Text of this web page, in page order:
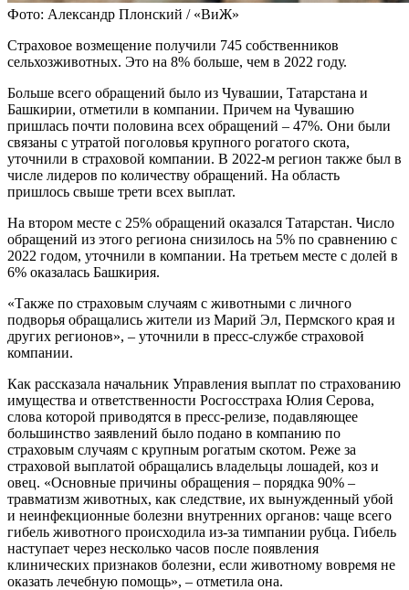
Фото: Александр Плонский / «ВиЖ»
Страховое возмещение получили 745 собственников
сельхозживотных. Это на 8% больше, чем в 2022 году.
Больше всего обращений было из Чувашии, Татарстана и
Башкирии, отметили в компании. Причем на Чувашию
пришлась почти половина всех обращений – 47%. Они были
связаны с утратой поголовья крупного рогатого скота,
уточнили в страховой компании. В 2022-м регион также был в
числе лидеров по количеству обращений. На область
пришлось свыше трети всех выплат.
На втором месте с 25% обращений оказался Татарстан. Число
обращений из этого региона снизилось на 5% по сравнению с
2022 годом, уточнили в компании. На третьем месте с долей в
6% оказалась Башкирия.
«Также по страховым случаям с животными с личного
подворья обращались жители из Марий Эл, Пермского края и
других регионов», – уточнили в пресс-службе страховой
компании.
Как рассказала начальник Управления выплат по страхованию
имущества и ответственности Росгосстраха Юлия Серова,
слова которой приводятся в пресс-релизе, подавляющее
большинство заявлений было подано в компанию по
страховым случаям с крупным рогатым скотом. Реже за
страховой выплатой обращались владельцы лошадей, коз и
овец. «Основные причины обращения – порядка 90% –
травматизм животных, как следствие, их вынужденный убой
и неинфекционные болезни внутренних органов: чаще всего
гибель животного происходила из-за тимпании рубца. Гибель
наступает через несколько часов после появления
клинических признаков болезни, если животному вовремя не
оказать лечебную помощь», – отметила она.